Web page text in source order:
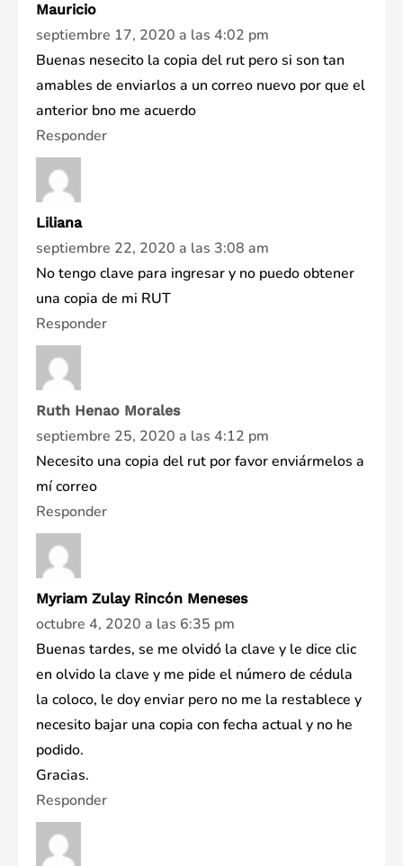
Mauricio
septiembre 17, 2020 a las 4:02 pm
Buenas nesecito la copia del rut pero si son tan
amables de enviarlos a un correo nuevo por que el
anterior bno me acuerdo
Responder
Liliana
septiembre 22, 2020 a las 3:08 am
No tengo clave para ingresar y no puedo obtener
una copia de mi RUT
Responder
Ruth Henao Morales
septiembre 25, 2020 a las 4:12 pm
Necesito una copia del rut por favor enviármelos a
mí correo
Responder
Myriam Zulay Rincón Meneses
octubre 4, 2020 a las 6:35 pm
Buenas tardes, se me olvidó la clave y le dice clic
en olvido la clave y me pide el número de cédula
la coloco, le doy enviar pero no me la restablece y
necesito bajar una copia con fecha actual y no he
podido.
Gracias.
Responder